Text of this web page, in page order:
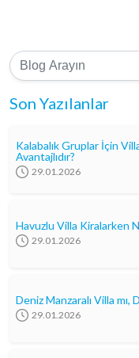
Son Yazılanlar
Kalabalık Gruplar İçin
Avantajlıdır?
29.01.2026
Havuzlu Villa Kiralarken
29.01.2026
Deniz Manzaralı Villa mı,
29.01.2026